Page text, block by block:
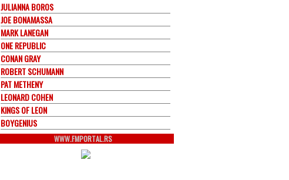
JULIANNA BOROS
JOE BONAMASSA
MARK LANEGAN
ONE REPUBLIC
CONAN GRAY
ROBERT SCHUMANN
PAT METHENY
LEONARD COHEN
KINGS OF LEON
BOYGENIUS
WWW.FMPORTAL.RS